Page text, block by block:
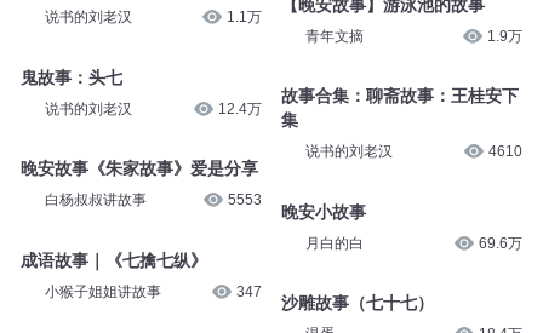
说书的刘老汉 1.1万
鬼故事：头七
说书的刘老汉 12.4万
晚安故事《朱家故事》爱是分享
白杨叔叔讲故事 5553
成语故事｜《七擒七纵》
小猴子姐姐讲故事 347
【晚安故事】游泳池的故事
青年文摘 1.9万
故事合集：聊斋故事：王桂安下
集
说书的刘老汉 4610
晚安小故事
月白的白 69.6万
沙雕故事（七十七）